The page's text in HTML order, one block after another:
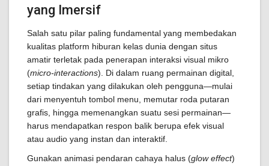
yang Imersif
Salah satu pilar paling fundamental yang membedakan
kualitas platform hiburan kelas dunia dengan situs
amatir terletak pada penerapan interaksi visual mikro
(micro-interactions). Di dalam ruang permainan digital,
setiap tindakan yang dilakukan oleh pengguna—mulai
dari menyentuh tombol menu, memutar roda putaran
grafis, hingga memenangkan suatu sesi permainan—
harus mendapatkan respon balik berupa efek visual
atau audio yang instan dan interaktif.
Gunakan animasi pendaran cahaya halus (glow effect)